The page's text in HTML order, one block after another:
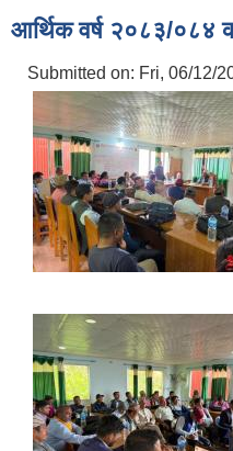
आर्थिक वर्ष २०८३/०८४
Submitted on: Fri, 06/12/